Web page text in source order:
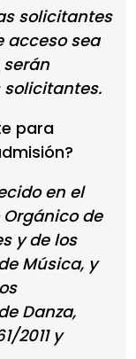
solicitantes
acceso sea
para
en el
de
y de los
Música, y
Danza,
2011 y